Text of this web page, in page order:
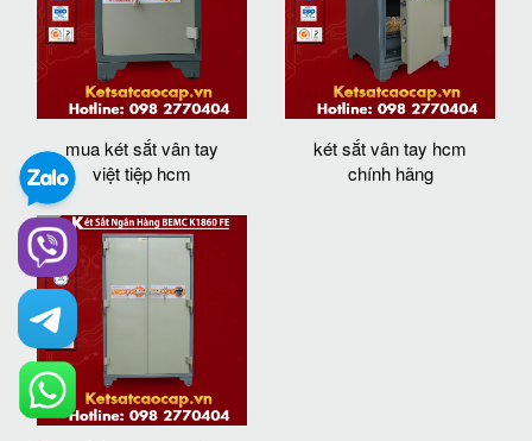
mua két sắt vân tay
việt tiệp hcm
két sắt vân tay hcm
chính hãng